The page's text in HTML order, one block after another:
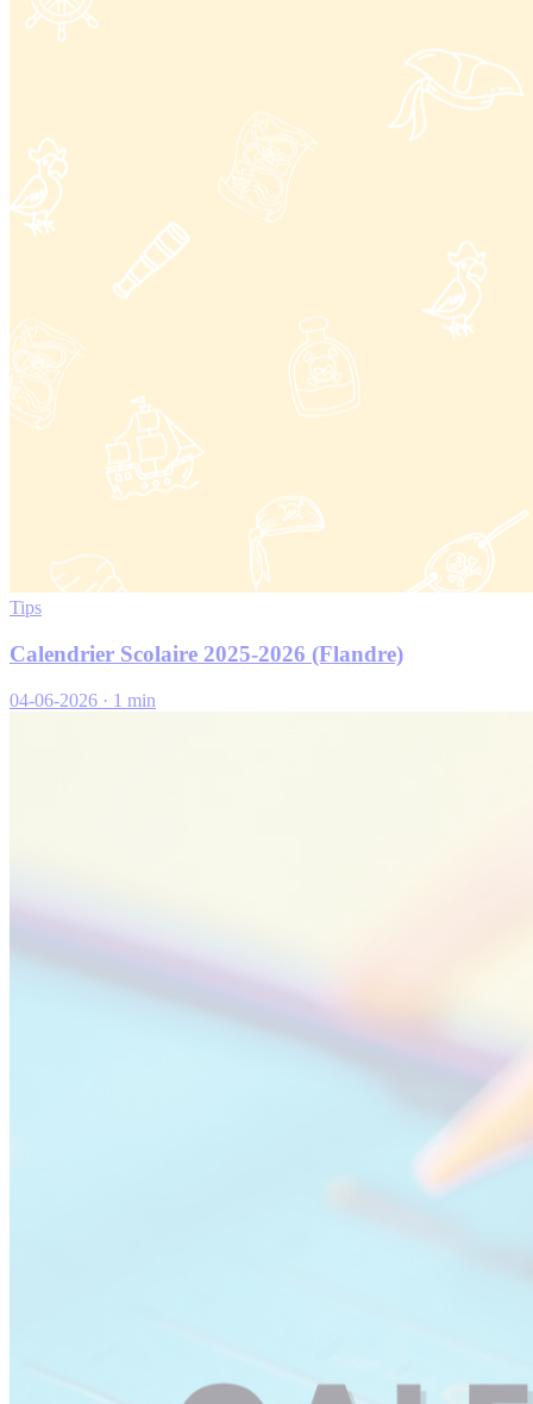
Tips
Calendrier Scolaire 2025-2026 (Flandre)
04-06-2026 · 1 min